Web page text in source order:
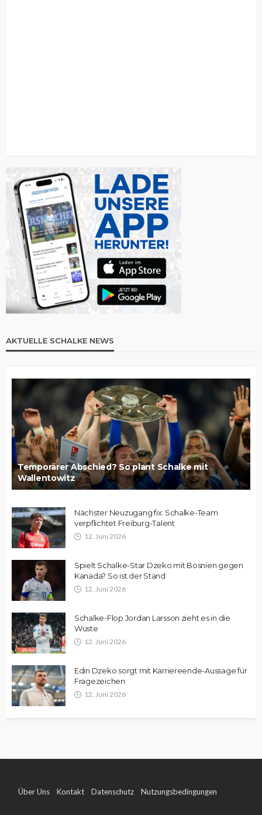
AKTUELLE SCHALKE NEWS
Temporärer Abschied? So plant Schalke mit
Wallentowitz
Nächster Neuzugang fix: Schalke-Team
verpflichtet Freiburg-Talent
12. Juni 2026
Spielt Schalke-Star Dzeko mit Bosnien gegen
Kanada? So ist der Stand
12. Juni 2026
Schalke-Flop Jordan Larsson zieht es in die
Wüste
12. Juni 2026
Edin Dzeko sorgt mit Karriereende-Aussage für
Fragezeichen
12. Juni 2026
Über Uns Kontakt Datenschutz Nutzungsbedingungen